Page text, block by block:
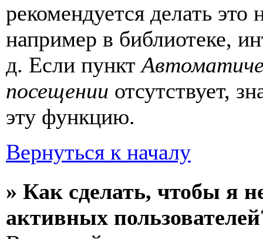
рекомендуется делать
например в библиотеке,
д. Если пункт
посещении отсутствует,
эту функцию.
Вернуться к началу
» Как сделать, чтобы я
активных